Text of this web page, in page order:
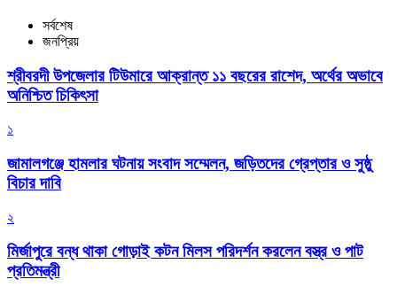
সর্বশেষ
জনপ্রিয়
শ্রীবরদী উপজেলার টিউমারে আক্রান্ত ১১ বছরের রাশেদ, অর্থের অভাবে
অনিশ্চিত চিকিৎসা
১
জামালগঞ্জে হামলার ঘটনায় সংবাদ সম্মেলন, জড়িতদের গ্রেপ্তার ও সুষ্ঠু
বিচার দাবি
২
মির্জাপুরে বন্ধ থাকা গোড়াই কটন মিলস পরিদর্শন করলেন বস্ত্র ও পাট
প্রতিমন্ত্রী